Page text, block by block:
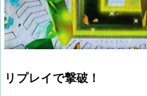
リプレイで撃破！